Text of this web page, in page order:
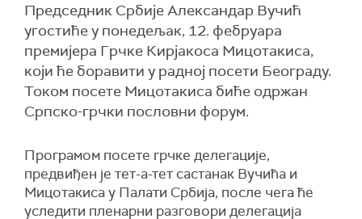
Председник Србије Александар Вучић
угостиће у понедељак, 12. фебруара
премијера Грчке Кирјакоса Мицотакиса,
који ће боравити у радној посети Београду.
Током посете Мицотакиса биће одржан
Српско-грчки пословни форум.
Програмом посете грчке делегације,
предвиђен је тет-а-тет састанак Вучића и
Мицотакиса у Палати Србија, после чега ће
уследити пленарни разговори делегација